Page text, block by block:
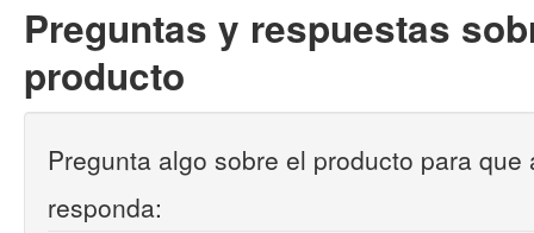
Preguntas y respuestas
producto
Pregunta algo sobre el producto para que
responda: